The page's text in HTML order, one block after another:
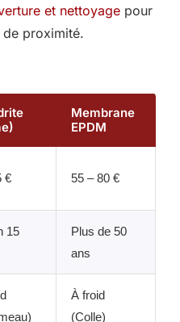
et nettoyage pour
de proximité.
Membrane
EPDM
€ 55 – 80 €
15
Plus de 50
ans
À froid
(Colle)